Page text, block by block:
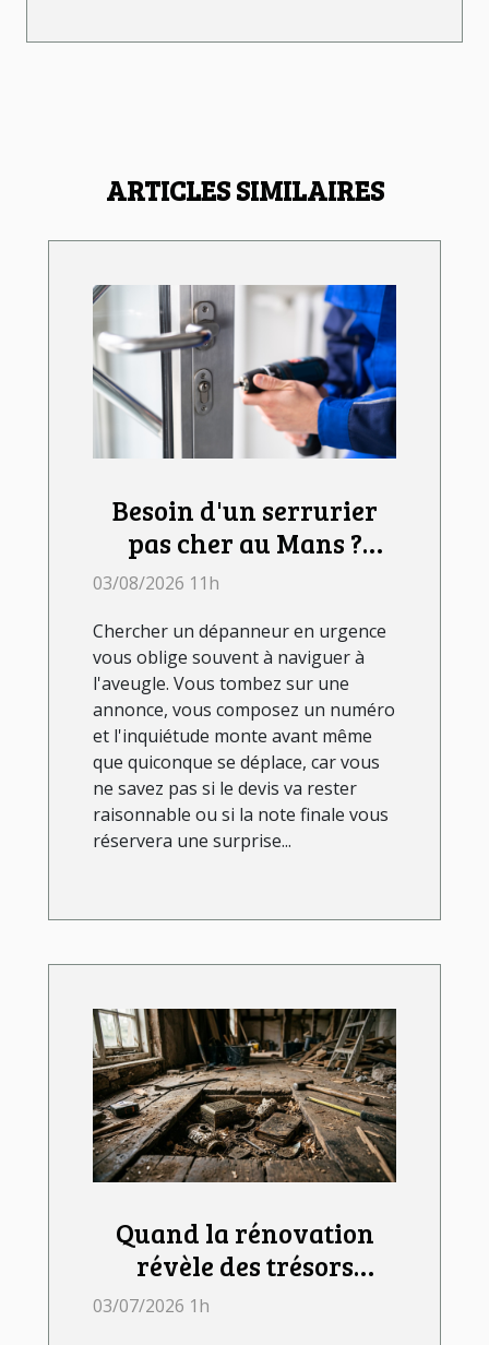
ARTICLES SIMILAIRES
Besoin d'un serrurier
pas cher au Mans ?
Rapid Depan' vous fait
03/08/2026 11h
Chercher un dépanneur en urgence
vous oblige souvent à naviguer à
l'aveugle. Vous tombez sur une
annonce, vous composez un numéro
et l'inquiétude monte avant même
que quiconque se déplace, car vous
ne savez pas si le devis va rester
raisonnable ou si la note finale vous
réservera une surprise...
Quand la rénovation
révèle des trésors
cachés sous nos pieds
03/07/2026 1h